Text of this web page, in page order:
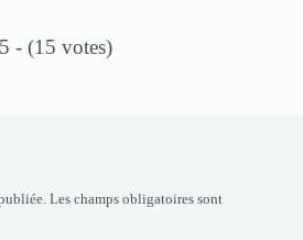
- (15 votes)
Les champs obligatoires sont